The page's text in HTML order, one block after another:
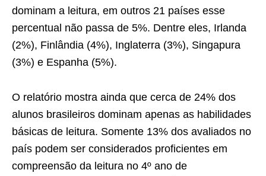
dominam a leitura, em outros 21 países esse
percentual não passa de 5%. Dentre eles, Irlanda
(2%), Finlândia (4%), Inglaterra (3%), Singapura
(3%) e Espanha (5%).
O relatório mostra ainda que cerca de 24% dos
alunos brasileiros dominam apenas as habilidades
básicas de leitura. Somente 13% dos avaliados no
país podem ser considerados proficientes em
compreensão da leitura no 4º ano de